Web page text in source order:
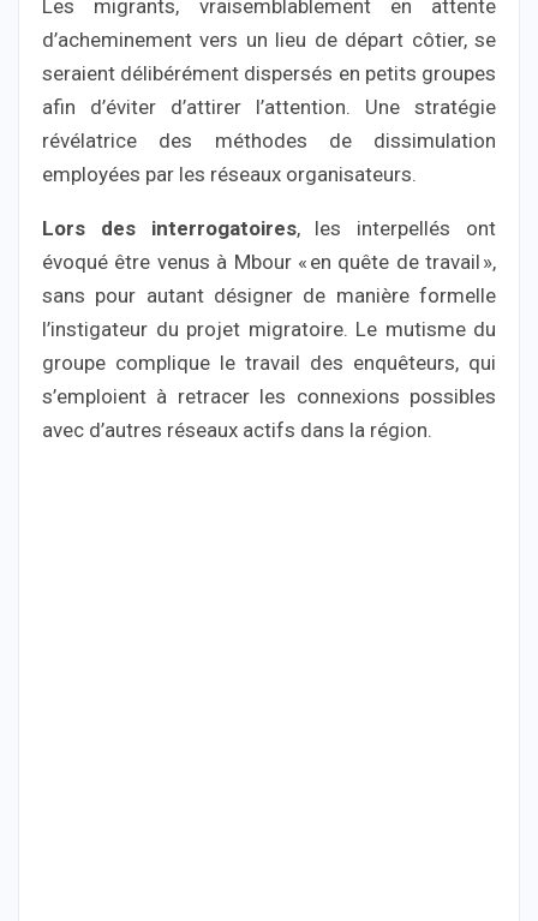
Les migrants, vraisemblablement en attente
d’acheminement vers un lieu de départ côtier, se
seraient délibérément dispersés en petits groupes
afin d’éviter d’attirer l’attention. Une stratégie
révélatrice des méthodes de dissimulation
employées par les réseaux organisateurs.
Lors des interrogatoires, les interpellés ont
évoqué être venus à Mbour « en quête de travail »,
sans pour autant désigner de manière formelle
l’instigateur du projet migratoire. Le mutisme du
groupe complique le travail des enquêteurs, qui
s’emploient à retracer les connexions possibles
avec d’autres réseaux actifs dans la région.